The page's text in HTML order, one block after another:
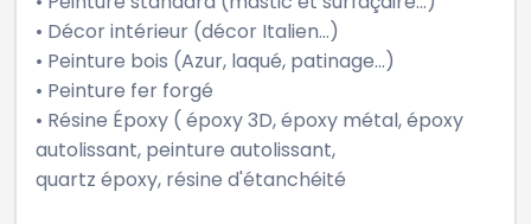
• Décor intérieur (décor Italien...)
• Peinture bois (Azur, laqué, patinage...)
• Peinture fer forgé
• Résine Époxy ( époxy 3D, époxy métal, époxy
autolissant, peinture autolissant,
quartz époxy, résine d'étanchéité